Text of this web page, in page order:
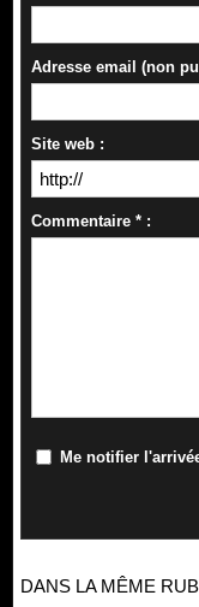
Adresse email (non
Site web :
Commentaire * :
Me notifier
DANS LA MÊME